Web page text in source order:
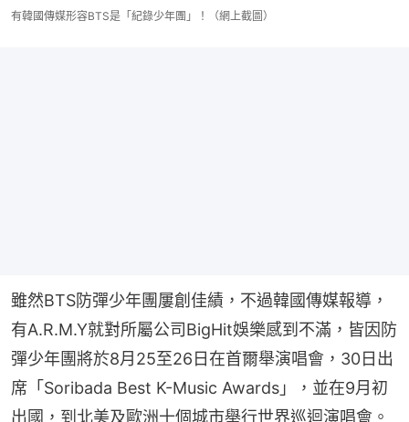
有韓國傳媒形容BTS是「紀錄少年團」！（網上截圖）
雖然BTS防彈少年團屢創佳績，不過韓國傳媒報導，
有A.R.M.Y就對所屬公司BigHit娛樂感到不滿，皆因防
彈少年團將於8月25至26日在首爾舉演唱會，30日出
席「Soribada Best K-Music Awards」，並在9月初
出國，到北美及歐洲十個城市舉行世界巡迴演唱會。